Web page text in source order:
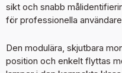
sikt och snabb
för professionella
Den modulära, skjutbara
position och enkelt flyttas